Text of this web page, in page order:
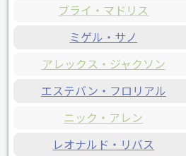
ブライ・マドリス
ミゲル・サノ
アレックス・ジャクソン
エステバン・フロリアル
ニック・アレン
レオナルド・リバス